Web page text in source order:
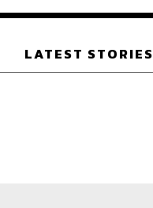
กไว้
LATEST STORIES